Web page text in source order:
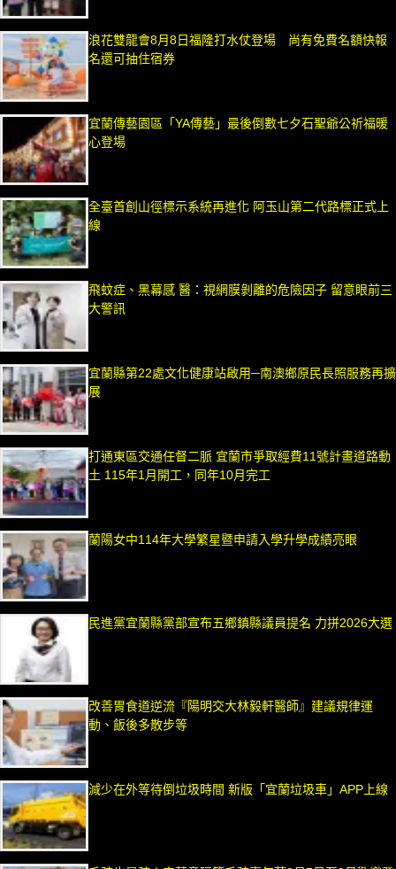
浪花雙龍會8月8日福隆打水仗登場 尚有免費名額快報
名還可抽住宿券
宜蘭傳藝園區「YA傳藝」最後倒數七夕石聖爺公祈福暖
心登場
全臺首創山徑標示系統再進化 阿玉山第二代路標正式上
線
飛蚊症、黑幕感 醫：視網膜剝離的危險因子 留意眼前三
大警訊
宜蘭縣第22處文化健康站啟用─南澳鄉原民長照服務再擴
展
打通東區交通任督二脈 宜蘭市爭取經費11號計畫道路動
土 115年1月開工，同年10月完工
蘭陽女中114年大學繁星暨申請入學升學成績亮眼
民進黨宜蘭縣黨部宣布五鄉鎮縣議員提名 力拼2026大選
改善胃食道逆流『陽明交大林毅軒醫師』建議規律運
動、飯後多散步等
減少在外等待倒垃圾時間 新版「宜蘭垃圾車」APP上線